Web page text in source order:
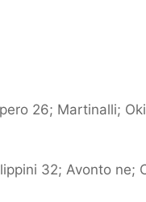
26; Martinalli;
32; Avonto ne;